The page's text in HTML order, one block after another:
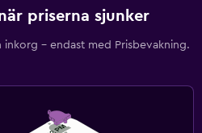
priserna sjunker
– endast med Prisbevakning.